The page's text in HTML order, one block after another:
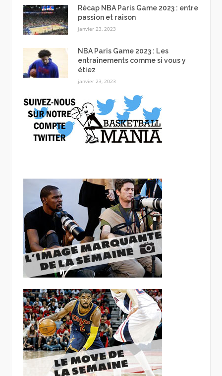
Récap NBA Paris Game 2023 : entre
passion et raison
janvier 23, 2023
NBA Paris Game 2023 : Les
entraînements comme si vous y
étiez
janvier 23, 2023